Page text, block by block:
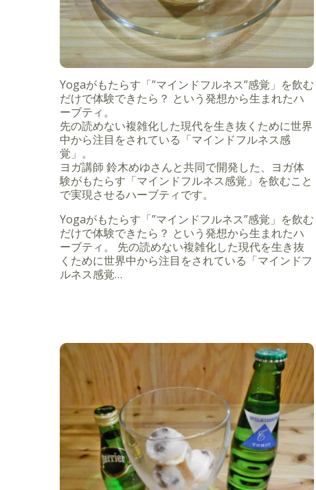
Yogaがもたらす「”マインドフルネス”感覚」を飲む
だけで体験できたら？ という発想から生まれたハ
ーブティ。
先の読めない複雑化した現代を生き抜くために世界
中から注目をされている「マインドフルネス感
覚」。
ヨガ講師 鈴木めゆさんと共同で開発した、ヨガ体
験がもたらす「マインドフルネス感覚」を飲むこと
で実現させるハーブティです。
Yogaがもたらす「”マインドフルネス”感覚」を飲む
だけで体験できたら？ という発想から生まれたハ
ーブティ。 先の読めない複雑化した現代を生き抜
くために世界中から注目をされている「マインドフ
ルネス感覚…